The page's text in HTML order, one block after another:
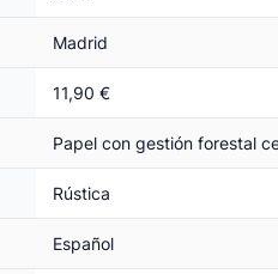
Madrid
11,90 €
Papel con gestión forestal
Rústica
Español